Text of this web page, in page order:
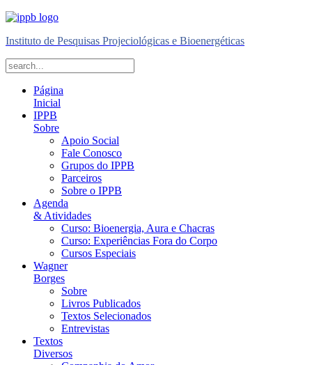
Instituto de Pesquisas Projeciológicas e Bioenergéticas
Página
Inicial
IPPB
Sobre
Apoio Social
Fale Conosco
Grupos do IPPB
Parceiros
Sobre o IPPB
Agenda
& Atividades
Curso: Bioenergia, Aura e Chacras
Curso: Experiências Fora do Corpo
Cursos Especiais
Wagner
Borges
Sobre
Livros Publicados
Textos Selecionados
Entrevistas
Textos
Diversos